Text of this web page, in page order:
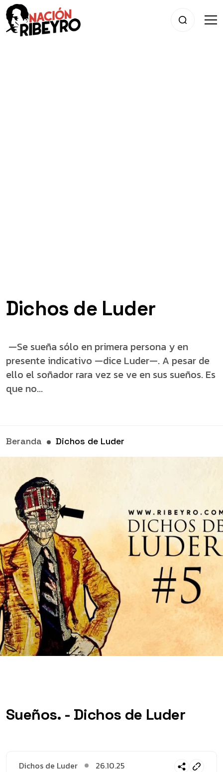
Dichos de Luder
—Se sueña sólo en primera persona y en
presente indicativo —dice Luder—. A pesar de
ello el soñador rara vez se ve en sus sueños. Es
que no...
Beranda Dichos de Luder
Sueños. - Dichos de Luder
Dichos de Luder 26.10.25